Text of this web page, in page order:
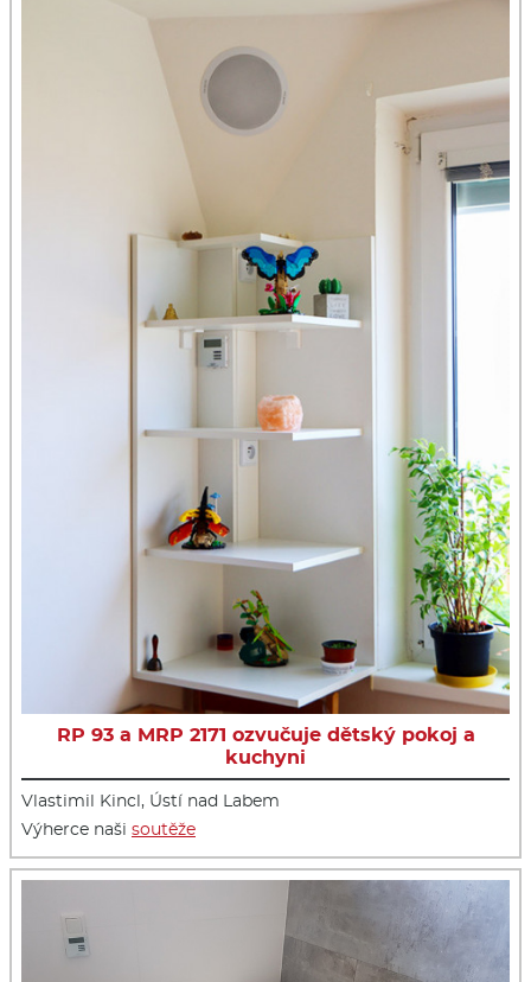
RP 93 a MRP 2171 ozvučuje dětský pokoj a
kuchyni
Vlastimil Kincl, Ústí nad Labem
Výherce naši soutěže